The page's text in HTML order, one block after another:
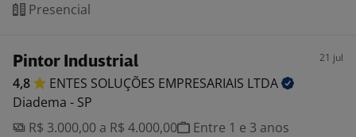
Presencial
Pintor Industrial 21 jul
4,8 ENTES SOLUÇÕES EMPRESARIAIS LTDA
Diadema - SP
R$ 3.000,00 a R$ 4.000,00
Entre 1 e 3 anos